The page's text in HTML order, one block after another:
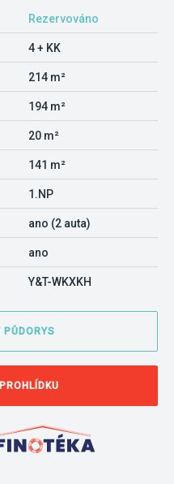
Rezervováno
4 + KK
214 m²
194 m²
20 m²
141 m²
1.NP
ano (2 auta)
ano
Y&T-WKXKH